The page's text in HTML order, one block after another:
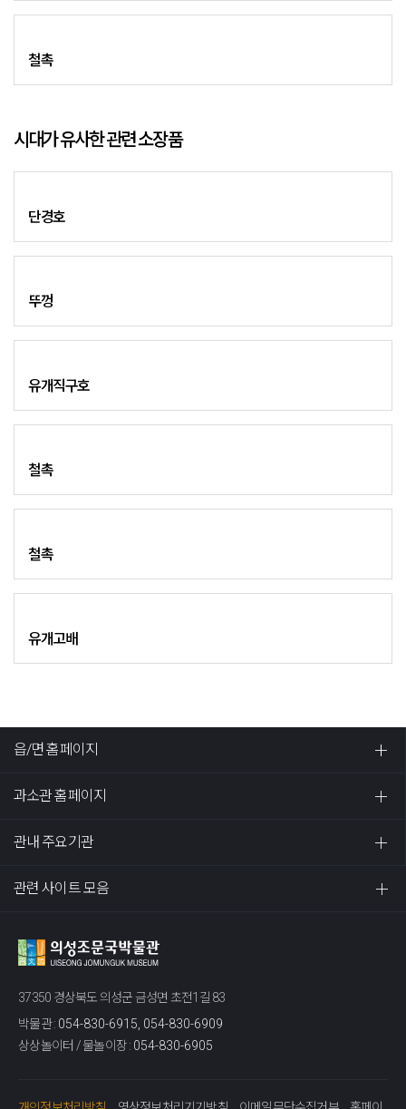
철촉
시대가 유사한 관련 소장품
단경호
뚜껑
유개직구호
철촉
철촉
유개고배
읍/면 홈페이지
과소관 홈페이지
관내 주요기관
관련 사이트 모음
37350 경상북도 의성군 금성면 초전1길 83
박물관 : 054-830-6915, 054-830-6909
상상놀이터 / 물놀이장 : 054-830-6905